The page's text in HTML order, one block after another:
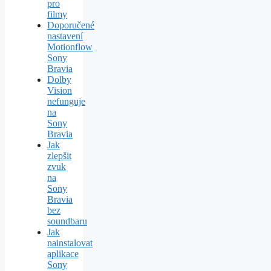
pro
filmy
Doporučené
nastavení
Motionflow
Sony
Bravia
Dolby
Vision
nefunguje
na
Sony
Bravia
Jak
zlepšit
zvuk
na
Sony
Bravia
bez
soundbaru
Jak
nainstalovat
aplikace
Sony